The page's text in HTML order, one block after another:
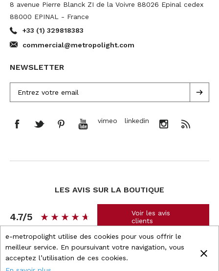
8 avenue Pierre Blanck ZI de la Voivre 88026 Epinal cedex
88000 EPINAL - France
+33 (1) 329818383
commercial@metropolight.com
NEWSLETTER
vimeo linkedin
LES AVIS SUR LA BOUTIQUE
4.7/5 star_rate star_rate star_rate star_rate star_rate
star_rate star_rate star_rate star_rate star_rate
Voir les avis
clients
e-metropolight utilise des cookies pour vous offrir le
meilleur service. En poursuivant votre navigation, vous
acceptez l’utilisation de ces cookies.
close